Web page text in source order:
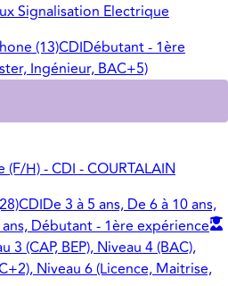
Signalisation Electrique
(13)CDIDébutant - 1ère
Ingénieur, BAC+5)
H) - CDI - COURTALAIN
CDIDe 3 à 5 ans, De 6 à 10 ans,
Débutant - 1ère expérience
(CAP, BEP), Niveau 4 (BAC),
Niveau 6 (Licence, Maitrise,